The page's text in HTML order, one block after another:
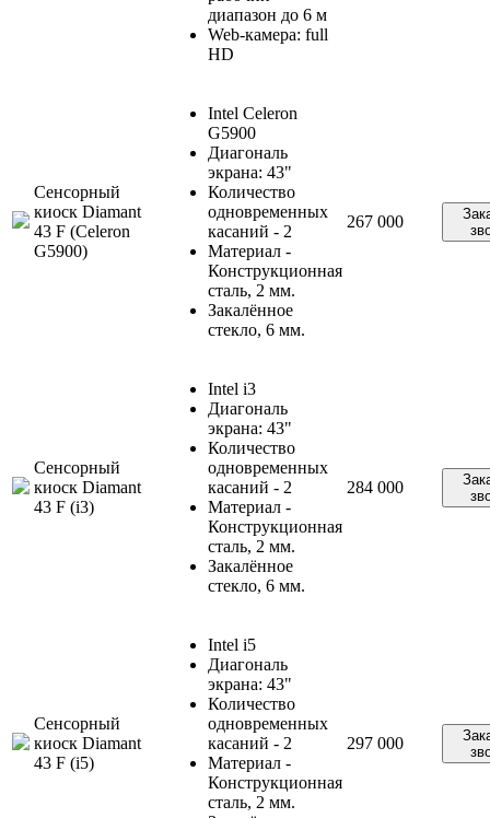
диапазон до 6 м
Web-камера: full
HD
Сенсорный
киоск Diamant
43 F (Celeron
G5900)
Intel Celeron
G5900
Диагональ
экрана: 43"
Количество
одновременных
касаний - 2
Материал -
Конструкционная
сталь, 2 мм.
Закалённое
стекло, 6 мм.
267 000
Сенсорный
киоск Diamant
43 F (i3)
Intel i3
Диагональ
экрана: 43"
Количество
одновременных
касаний - 2
Материал -
Конструкционная
сталь, 2 мм.
Закалённое
стекло, 6 мм.
284 000
Сенсорный
киоск Diamant
43 F (i5)
Intel i5
Диагональ
экрана: 43"
Количество
одновременных
касаний - 2
Материал -
Конструкционная
сталь, 2 мм.
297 000